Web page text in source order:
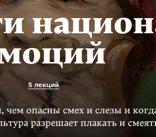
Русская литература XX века
5 лекций
чем опасны смех и слезы и
разрешает плакать и